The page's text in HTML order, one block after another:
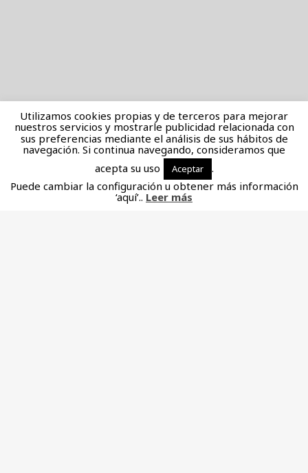
Utilizamos cookies propias y de terceros para mejorar
nuestros servicios y mostrarle publicidad relacionada con
sus preferencias mediante el análisis de sus hábitos de
navegación. Si continua navegando, consideramos que
acepta su uso
Aceptar
.
Puede cambiar la configuración u obtener más información
‘aquí’.. Leer más